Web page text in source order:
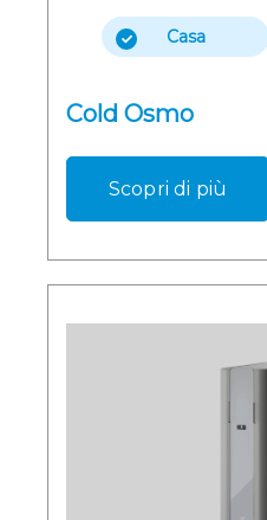
Casa
Cold Osmo
Scopri di più